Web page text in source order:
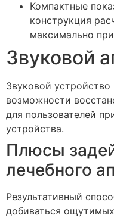
Компактные
конструкция
максимально
Звуковой
Звуковой устройство
возможности
для пользователей
устройства.
Плюсы
лечебного
Результативный
добиваться